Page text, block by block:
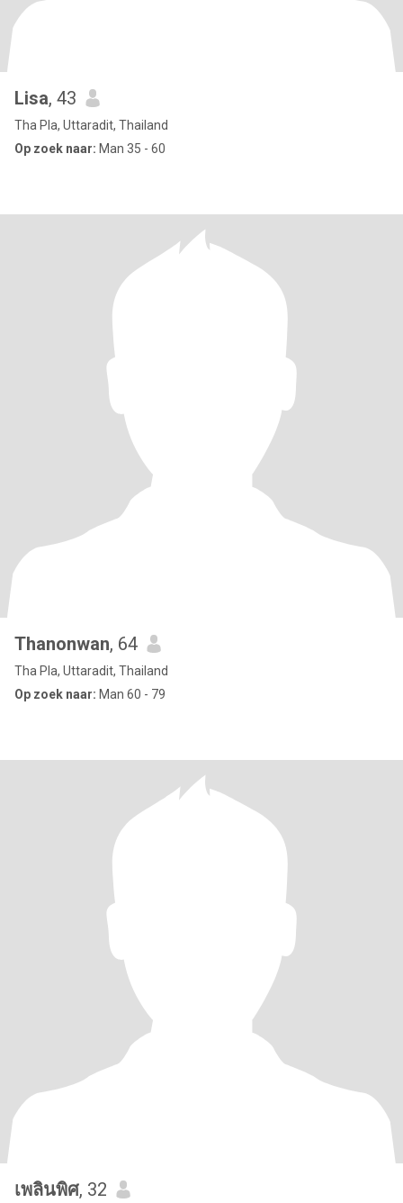
Lisa, 43
Tha Pla, Uttaradit, Thailand
Op zoek naar: Man 35 - 60
Thanonwan, 64
Tha Pla, Uttaradit, Thailand
Op zoek naar: Man 60 - 79
เพลินพิศ, 32